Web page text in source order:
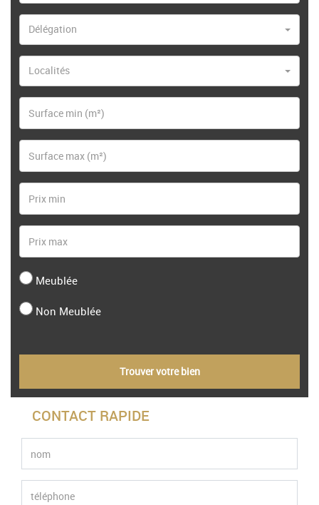
Délégation
Localités
Meublée
Non Meublée
Trouver votre bien
CONTACT RAPIDE